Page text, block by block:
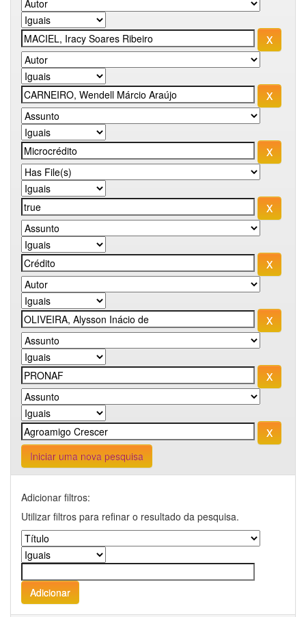
Iniciar uma nova pesquisa
Adicionar filtros:
Utilizar filtros para refinar o resultado da pesquisa.